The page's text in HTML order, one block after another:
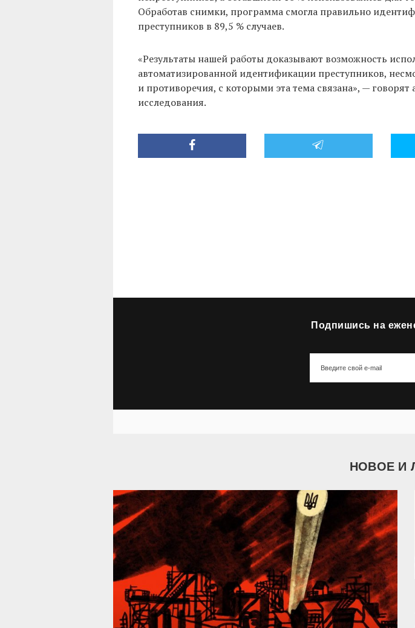
Обработав снимки, программа смогла правильно
преступников в 89,5 % случаев.
«Результаты нашей работы доказывают возможность
автоматизированной идентификации преступников,
и противоречия, с которыми эта тема связана», — говорят
исследования.
Подпишись на
НОВОЕ И
39 296